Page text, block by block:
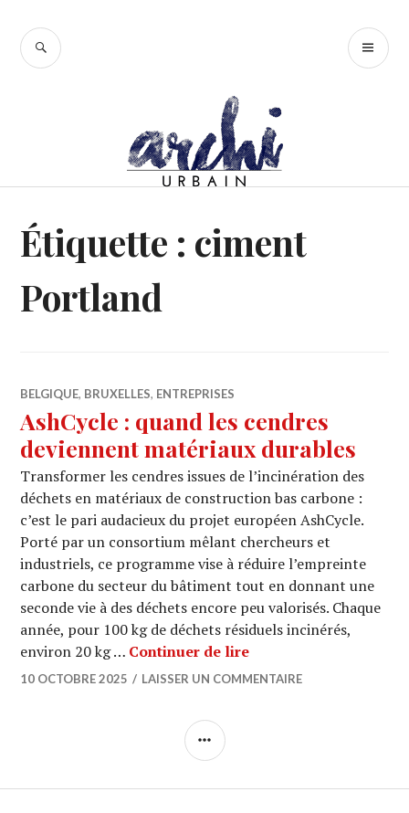
contenu
RECHERCHE
Étiquette : ciment
Portland
BELGIQUE, BRUXELLES, ENTREPRISES
AshCycle : quand les cendres
deviennent matériaux durables
Transformer les cendres issues de l’incinération des
déchets en matériaux de construction bas carbone :
c’est le pari audacieux du projet européen AshCycle.
Porté par un consortium mêlant chercheurs et
industriels, ce programme vise à réduire l’empreinte
carbone du secteur du bâtiment tout en donnant une
seconde vie à des déchets encore peu valorisés. Chaque
année, pour 100 kg de déchets résiduels incinérés,
environ 20 kg … Continuer de lireAshCycle : quand les
10 OCTOBRE 2025 LAISSER UN COMMENTAIRE
COLONNE